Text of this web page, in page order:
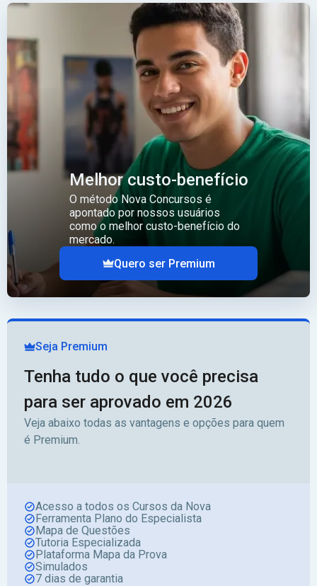
Melhor custo-benefício
O método Nova Concursos é
apontado por nossos usuários
como o melhor custo-benefício do
mercado.
Quero ser Premium
Seja Premium
Tenha tudo o que você precisa
para ser aprovado em 2026
Veja abaixo todas as vantagens e opções para quem
é Premium.
Acesso a todos os Cursos da Nova
Ferramenta Plano do Especialista
Mapa de Questões
Tutoria Especializada
Plataforma Mapa da Prova
Simulados
7 dias de garantia